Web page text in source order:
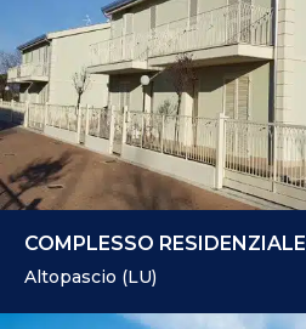
COMPLESSO RESIDENZIALE
Altopascio (LU)